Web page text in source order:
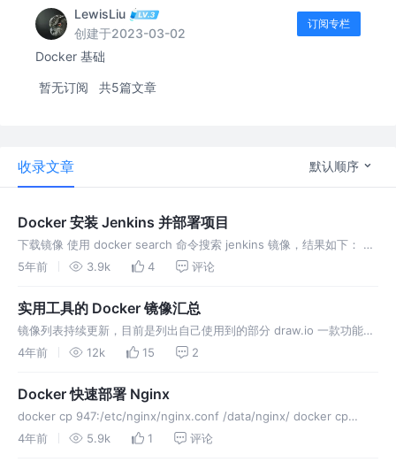
LewisLiu
创建于2023-03-02
订阅专栏
Docker 基础
暂无订阅 共5篇文章
收录文章 默认顺序
Docker 安装 Jenkins 并部署项目
下载镜像 使用 docker search 命令搜索 jenkins 镜像，结果如下： 此
处选用 jenkinsci/blueocean 版本，这次是 Jenkins 官方推荐的镜像
5年前 3.9k 4 评论
实用工具的 Docker 镜像汇总
镜像列表持续更新，目前是列出自己使用到的部分 draw.io 一款功能强
大的绘图软件 excalidraw 一款非常轻量的 在线白板 工具，可以直接在
4年前 12k 15 2
Docker 快速部署 Nginx
docker cp 947:/etc/nginx/nginx.conf /data/nginx/ docker cp
947:/etc/nginx/conf.d /data/nginx/conf/ d
4年前 5.9k 1 评论